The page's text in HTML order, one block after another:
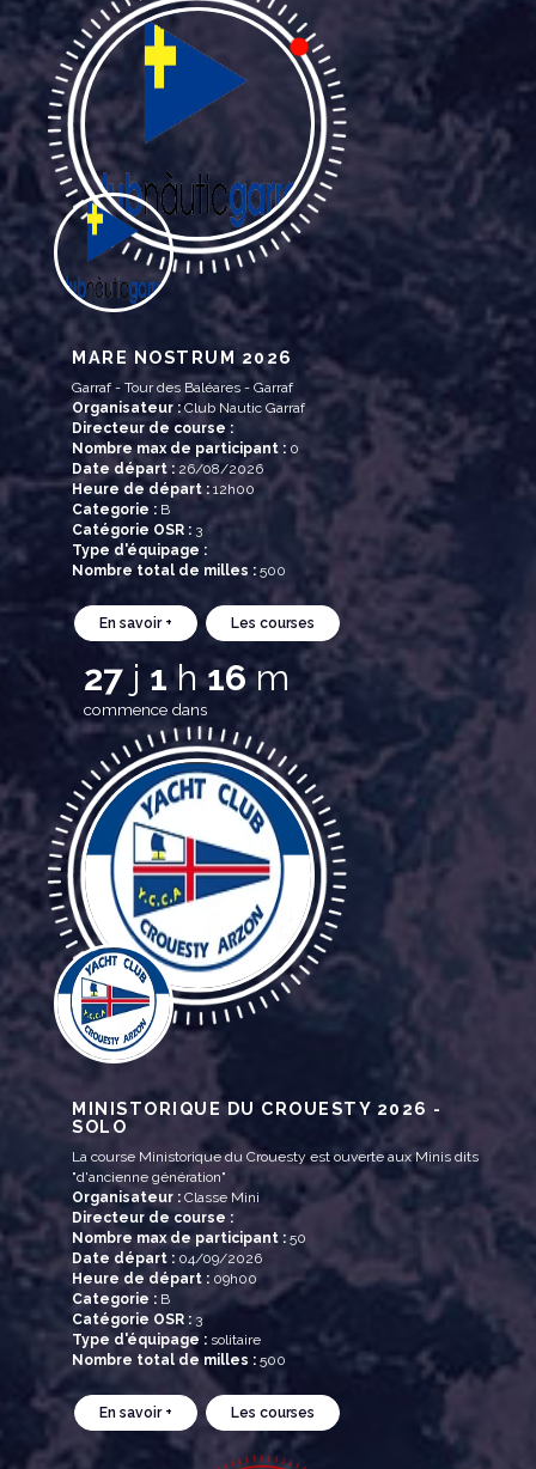
MARE NOSTRUM 2026
Garraf - Tour des Baléares - Garraf
Organisateur :Club Nautic Garraf
Directeur de course :
Nombre max de participant : 0
Date départ : 26/08/2026
Heure de départ : 12h00
Categorie : B
Catégorie OSR : 3
Type d'équipage :
Nombre total de milles : 500
En savoir + Les courses
27 j 1h16m
commence dans
MINISTORIQUE DU CROUESTY 2026 -
SOLO
La course Ministorique du Crouesty est ouverte aux Minis dits
"d'ancienne génération"
Organisateur : Classe Mini
Directeur de course :
Nombre max de participant : 50
Date départ : 04/09/2026
Heure de départ : 09h00
Categorie : B
Catégorie OSR : 3
Type d'équipage : solitaire
Nombre total de milles : 500
En savoir + Les courses